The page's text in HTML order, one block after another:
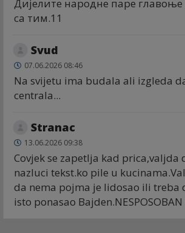
Дијелите народне паре главоње
са тим.11
Svud
07.06.2026 08:46
Na svijetu ima budala ali izgleda
centrala...
Stranac
13.06.2026 09:38
Covjek se zapetlja kad prica,valjda
nazluci tekst.ko pile u
da nema pojma je lidosao ili treba
isto ponasao Bajden.NESPOSOBAN